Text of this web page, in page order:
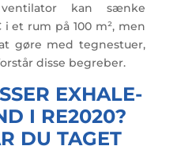
kan sænke
et rum på 100 m², men
gøre med tegnestuer,
disse begreber.
EXHALE-
I RE2020?
DU TAGET